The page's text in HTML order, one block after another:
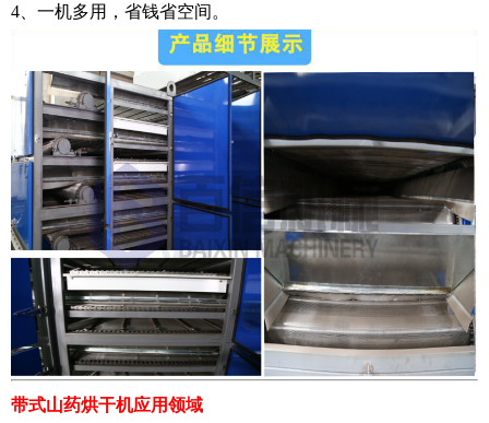
4、一机多用，省钱省空间。
带式山药烘干机应用领域